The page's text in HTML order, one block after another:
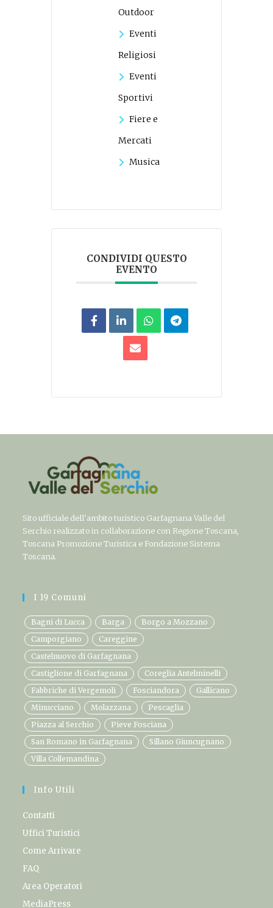
Outdoor
Eventi
Religiosi
Eventi
Sportivi
Fiere e
Mercati
Musica
CONDIVIDI QUESTO
EVENTO
Sito ufficiale dell’ambito turistico Garfagnana Valle del
Serchio realizzato in collaborazione con Regione Toscana,
Toscana Promozione Turistica e Fondazione Sistema
Toscana.
I 19 Comuni
Bagni di Lucca Barga
Borgo a Mozzano
Camporgiano
Careggine
Castelnuovo di Garfagnana
Castiglione di Garfagnana
Coreglia Antelminelli
Fabbriche di Vergemoli
Fosciandora
Gallicano
Minucciano
Molazzana
Pescaglia
Piazza al Serchio
Pieve Fosciana
San Romano in Garfagnana
Sillano Giuncugnano
Villa Collemandina
Info Utili
Contatti
Uffici Turistici
Come Arrivare
FAQ
Area Operatori
MediaPress